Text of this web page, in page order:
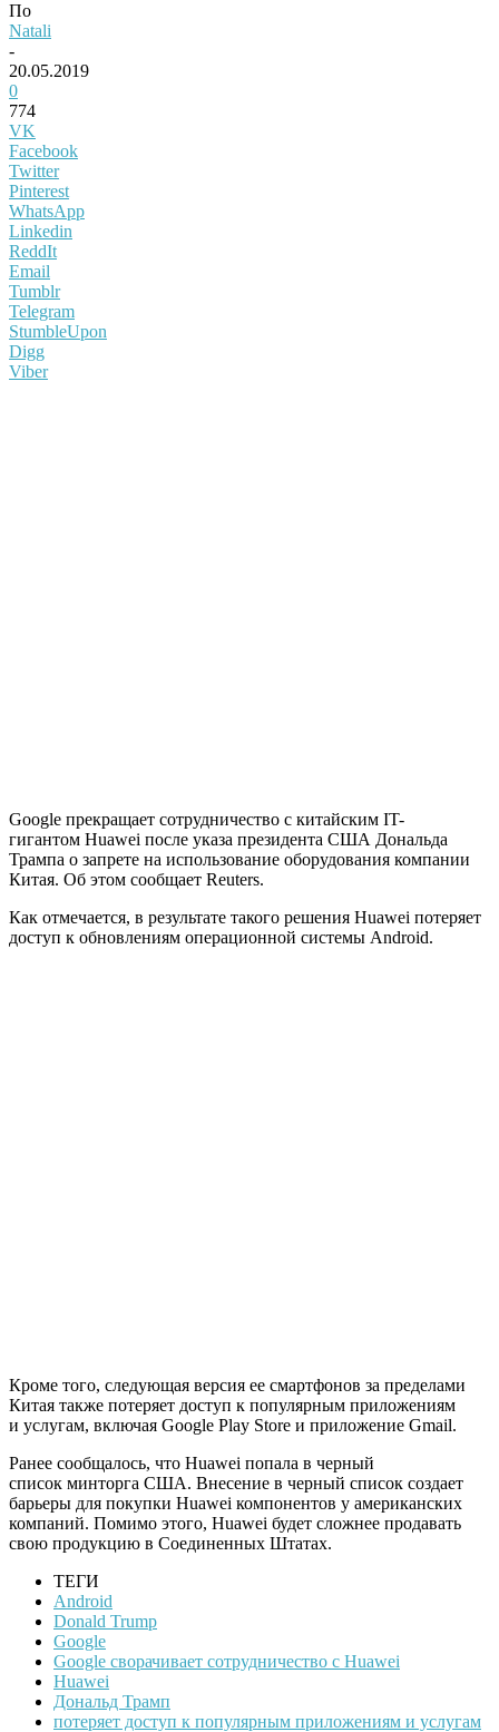
По
Natali
-
20.05.2019
0
774
VK
Facebook
Twitter
Pinterest
WhatsApp
Linkedin
ReddIt
Email
Tumblr
Telegram
StumbleUpon
Digg
Viber
Google прекращает сотрудничество с китайским IT-
гигантом Huawei после указа президента США Дональда
Трампа о запрете на использование оборудования компании
Китая. Об этом сообщает Reuters.
Как отмечается, в результате такого решения Huawei потеряет
доступ к обновлениям операционной системы Android.
Кроме того, следующая версия ее смартфонов за пределами
Китая также потеряет доступ к популярным приложениям
и услугам, включая Google Play Store и приложение Gmail.
Ранее сообщалось, что Huawei попала в черный
список минторга США. Внесение в черный список создает
барьеры для покупки Huawei компонентов у американских
компаний. Помимо этого, Huawei будет сложнее продавать
свою продукцию в Соединенных Штатах.
ТЕГИ
Android
Donald Trump
Google
Google сворачивает сотрудничество с Huawei
Huawei
Дональд Трамп
потеряет доступ к популярным приложениям и услугам